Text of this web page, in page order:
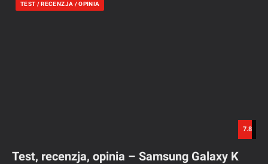
7.8
TEST / RECENZJA / OPINIA
Test, recenzja, opinia – Samsung Galaxy K